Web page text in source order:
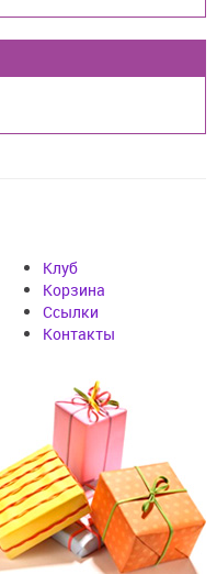
Клуб
Корзина
Cсылки
Контакты